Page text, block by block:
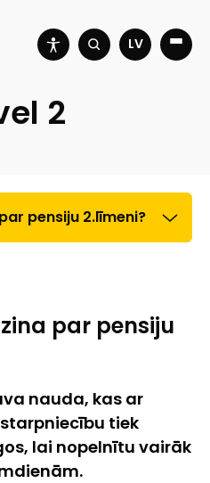
LV
2
pensiju 2.līmeni?
par pensiju
nauda, kas ar
tiek
lai nopelnītu vairāk